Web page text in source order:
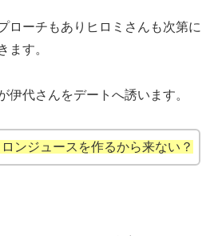
ローチもありヒロミさんも次第に
ます。
伊代さんをデートへ誘います。
ンジュースを作るから来ない？